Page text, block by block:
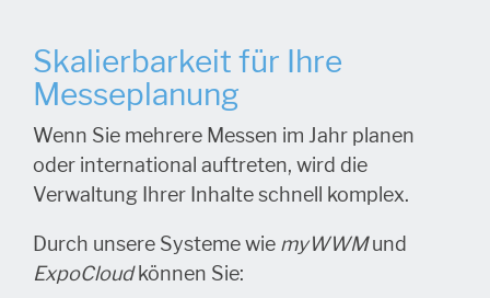
Skalierbarkeit für Ihre
Messeplanung
Wenn Sie mehrere Messen im Jahr planen
oder international auftreten, wird die
Verwaltung Ihrer Inhalte schnell komplex.
Durch unsere Systeme wie myWWMund
ExpoCloudkönnen Sie: